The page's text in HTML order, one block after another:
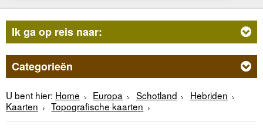
Ik ga op reis naar:
Categorieën
U bent hier: Home Europa Schotland
Hebriden
Kaarten
Topografische kaarten